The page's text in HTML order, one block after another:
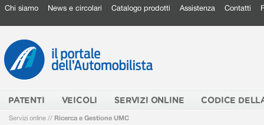
Chi siamo News e circolari Catalogo prodotti Assistenza Contatti
PATENTI VEICOLI SERVIZI ONLINE CODICE
Servizi online // Ricerca e Gestione UMC